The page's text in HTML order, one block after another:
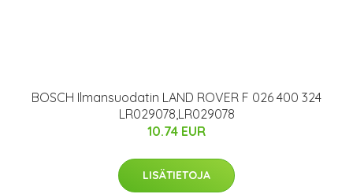
BOSCH Ilmansuodatin LAND ROVER F 026 400 324
LR029078,LR029078
10.74 EUR
LISÄTIETOJA